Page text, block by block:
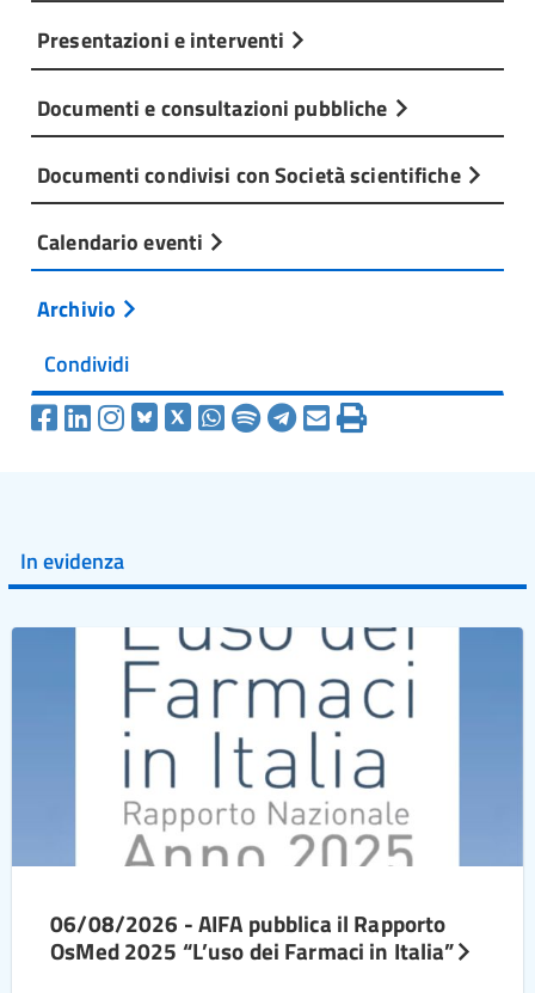
Presentazioni e interventi
Documenti e consultazioni pubbliche
Documenti condivisi con Società scientifiche
Calendario eventi
Archivio
Condividi
In evidenza
06/08/2026 - AIFA pubblica il Rapporto
OsMed 2025 “L’uso dei Farmaci in Italia”